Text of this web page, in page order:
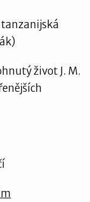
život J. M.